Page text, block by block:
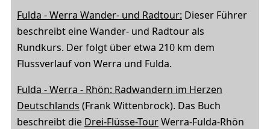
Fulda - Werra Wander- und Radtour: Dieser Führer
beschreibt eine Wander- und Radtour als
Rundkurs. Der folgt über etwa 210 km dem
Flussverlauf von Werra und Fulda.
Fulda - Werra - Rhön: Radwandern im Herzen
Deutschlands (Frank Wittenbrock). Das Buch
beschreibt die Drei-Flüsse-TourWerra-Fulda-Rhön